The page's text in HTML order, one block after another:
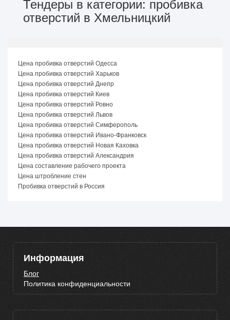
Тендеры в категории: пробивка
отверстий в Хмельницкий
Цена пробивка отверстий Одесса
Цена пробивка отверстий Харьков
Цена пробивка отверстий Днепр
Цена пробивка отверстий Киев
Цена пробивка отверстий Ровно
Цена пробивка отверстий Львов
Цена пробивка отверстий Симферополь
Цена пробивка отверстий Ивано-Франковск
Цена пробивка отверстий Новая Каховка
Цена пробивка отверстий Александрия
Цена составление рабочего проекта
Цена штробление стен
Пробивка отверстий в Россия
Информация
Блог
Политика конфиденциальности